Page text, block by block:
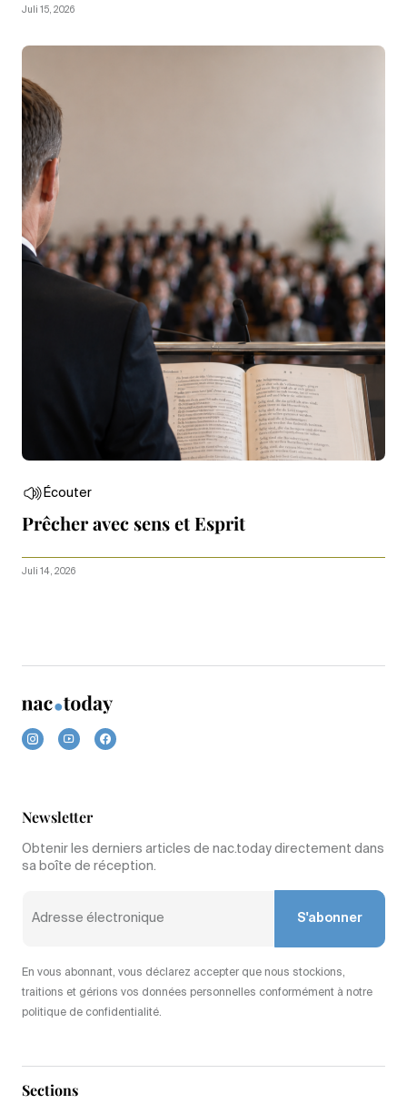
Juli 15, 2026
Écouter
Prêcher avec sens et Esprit
Juli 14, 2026
Sections
Newsletter
Obtenir les derniers articles de nac.today directement dans
sa boîte de réception.
S'abonner
En vous abonnant, vous déclarez accepter que nous stockions,
traitions et gérions vos données personnelles conformément à notre
politique de confidentialité.